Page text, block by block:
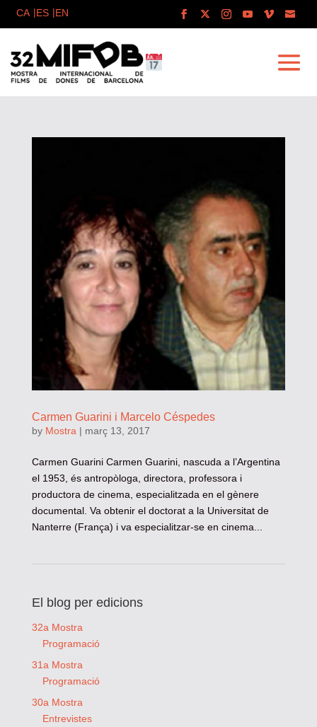
Carmen Guarini i Marcelo Céspedes
by Mostra | març 13, 2017
Carmen Guarini Carmen Guarini, nascuda a l’Argentina
el 1953, és antropòloga, directora, professora i
productora de cinema, especialitzada en el gènere
documental. Va obtenir el doctorat a la Universitat de
Nanterre (França) i va especialitzar-se en cinema...
El blog per edicions
32a Mostra
Programació
31a Mostra
Programació
30a Mostra
Entrevistes